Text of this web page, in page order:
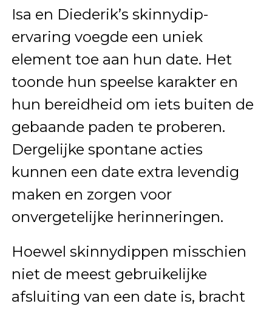
Isa en Diederik’s skinnydip-
ervaring voegde een uniek
element toe aan hun date. Het
toonde hun speelse karakter en
hun bereidheid om iets buiten de
gebaande paden te proberen.
Dergelijke spontane acties
kunnen een date extra levendig
maken en zorgen voor
onvergetelijke herinneringen.
Hoewel skinnydippen misschien
niet de meest gebruikelijke
afsluiting van een date is, bracht